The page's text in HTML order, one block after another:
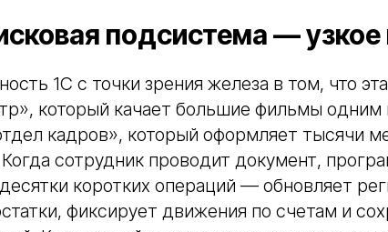
подсистема — узкое
1С с точки зрения железа в том, что
который качает большие фильмы одним
кадров», который оформляет тысячи
сотрудник проводит документ,
коротких операций — обновляет
фиксирует движения по счетам и